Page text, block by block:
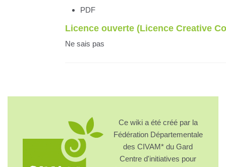
PDF
Licence ouverte (Licence Creative
Ne sais pas
Ce wiki a été créé par la
Fédération Départementale
des CIVAM* du Gard
Centre d'initiatives pour